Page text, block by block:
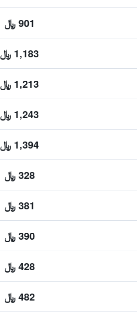
901 ﷼
1,183 ﷼
1,213 ﷼
1,243 ﷼
1,394 ﷼
328 ﷼
381 ﷼
390 ﷼
428 ﷼
482 ﷼